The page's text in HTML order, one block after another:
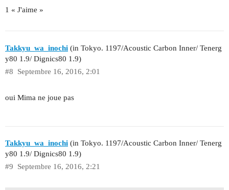
1 « J'aime »
Takkyu_wa_inochi (in Tokyo. 1197/Acoustic Carbon Inner/ Tenerg
y80 1.9/ Dignics80 1.9)
Septembre 16, 2016, 2:01
#8
oui Mima ne joue pas
Takkyu_wa_inochi (in Tokyo. 1197/Acoustic Carbon Inner/ Tenerg
y80 1.9/ Dignics80 1.9)
Septembre 16, 2016, 2:21
#9